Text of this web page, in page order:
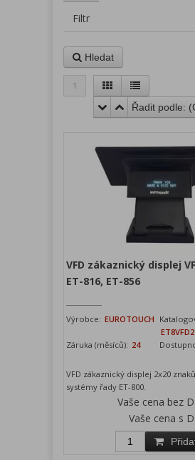
Filtr
Hledat
1
Řadit podle: (
VFD zákaznický displej
ET-816, ET-856
Výrobce: EUROTOUCH
Záruka (měsíců): 24
VFD zákaznický displej 2x20
systémy řady ET-800.
Vaše cena bez
Vaše cena s